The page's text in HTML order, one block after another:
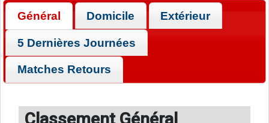
Général Domicile Extérieur
5 Dernières Journées
Matches Retours